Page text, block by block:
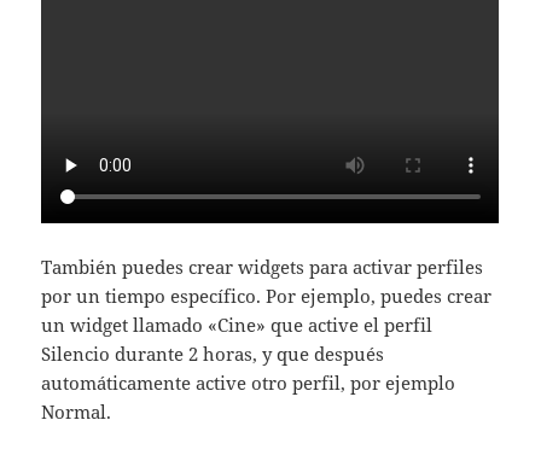
También puedes crear widgets para activar perfiles
por un tiempo específico. Por ejemplo, puedes crear
un widget llamado «Cine» que active el perfil
Silencio durante 2 horas, y que después
automáticamente active otro perfil, por ejemplo
Normal.